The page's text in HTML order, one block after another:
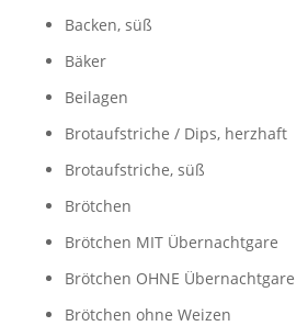
Backen, süß
Bäker
Beilagen
Brotaufstriche / Dips, herzhaft
Brotaufstriche, süß
Brötchen
Brötchen MIT Übernachtgare
Brötchen OHNE Übernachtgare
Brötchen ohne Weizen